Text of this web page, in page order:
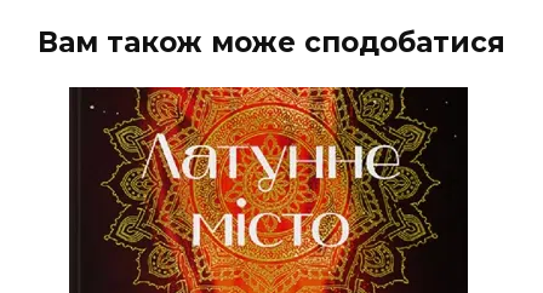
Вам також може сподобатися